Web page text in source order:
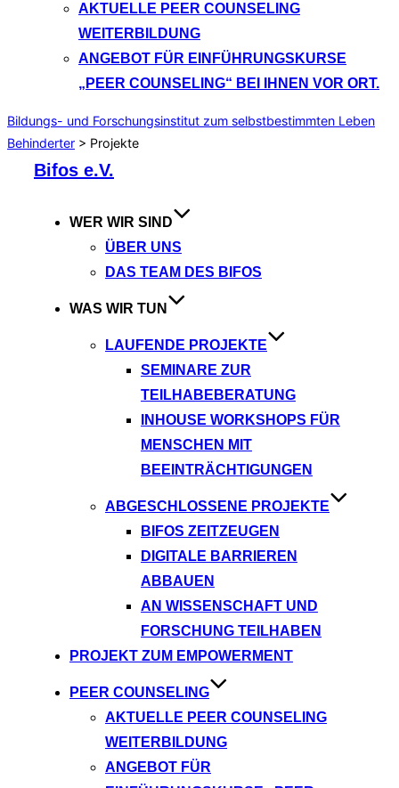
AKTUELLE PEER COUNSELING
WEITERBILDUNG
ANGEBOT FÜR EINFÜHRUNGSKURSE
„PEER COUNSELING“ BEI IHNEN VOR ORT.
Bildungs- und Forschungsinstitut zum selbstbestimmten Leben
Behinderter > Projekte
Bifos e.V.
WER WIR SIND
ÜBER UNS
DAS TEAM DES BIFOS
WAS WIR TUN
LAUFENDE PROJEKTE
SEMINARE ZUR
TEILHABEBERATUNG
INHOUSE WORKSHOPS FÜR
MENSCHEN MIT
BEEINTRÄCHTIGUNGEN
ABGESCHLOSSENE PROJEKTE
BIFOS ZEITZEUGEN
DIGITALE BARRIEREN
ABBAUEN
AN WISSENSCHAFT UND
FORSCHUNG TEILHABEN
PROJEKT ZUM EMPOWERMENT
PEER COUNSELING
AKTUELLE PEER COUNSELING
WEITERBILDUNG
ANGEBOT FÜR